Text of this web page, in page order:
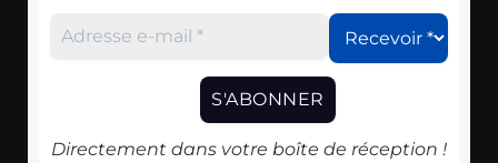
Directement dans votre boîte de réception !